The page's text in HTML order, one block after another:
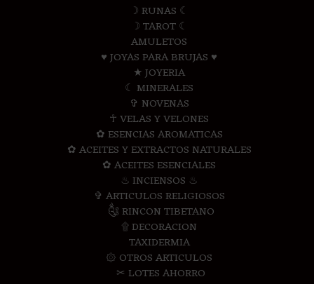
☽ RUNAS ☾
☽ TAROT ☾
AMULETOS
♥ JOYAS PARA BRUJAS ♥
★ JOYERIA
☾ MINERALES
✞ NOVENAS
☥ VELAS Y VELONES
✿ ESENCIAS AROMATICAS
✿ ACEITES Y EXTRACTOS NATURALES
✿ ACEITES ESENCIALES
♨ INCIENSOS ♨
✞ ARTICULOS RELIGIOSOS
༃ RINCON TIBETANO
۩ DECORACION
TAXIDERMIA
۞ OTROS ARTICULOS
✂ LOTES AHORRO